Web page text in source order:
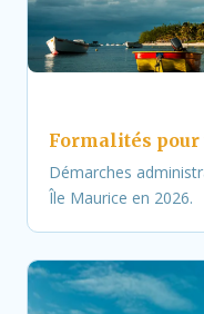
Formalités
Démarches
Île Maurice en 2026.